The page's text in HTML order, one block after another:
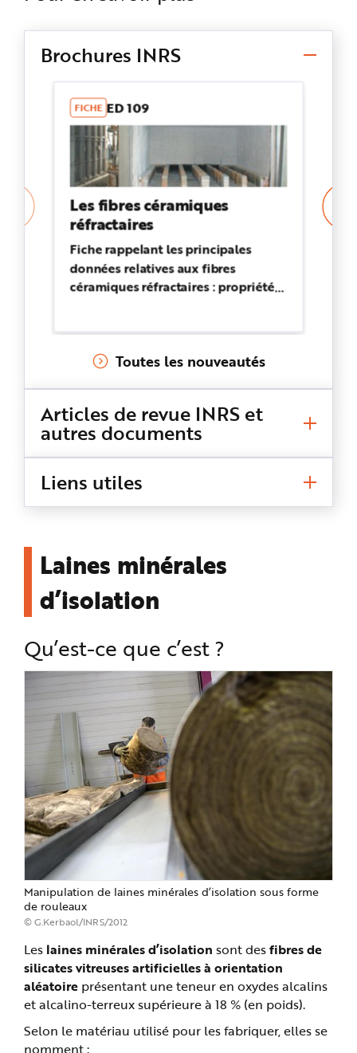
Brochures INRS
FICHE ED 109
Les fibres céramiques
réfractaires
Fiche rappelant les principales
données relatives aux fibres
céramiques réfractaires : propriétés
Toutes les nouveautés
Articles de revue INRS et
autres documents
Liens utiles
Laines minérales
d’isolation
Qu’est-ce que c’est ?
Manipulation de laines minérales d’isolation sous forme
de rouleaux
© G.Kerbaol/INRS/2012
Les laines minérales d’isolation sont desfibres de
silicates vitreuses artificielles à orientation
aléatoire présentant une teneur en oxydes alcalins
et alcalino-terreux supérieure à 18 % (en poids).
Selon le matériau utilisé pour les fabriquer, elles se
nomment :